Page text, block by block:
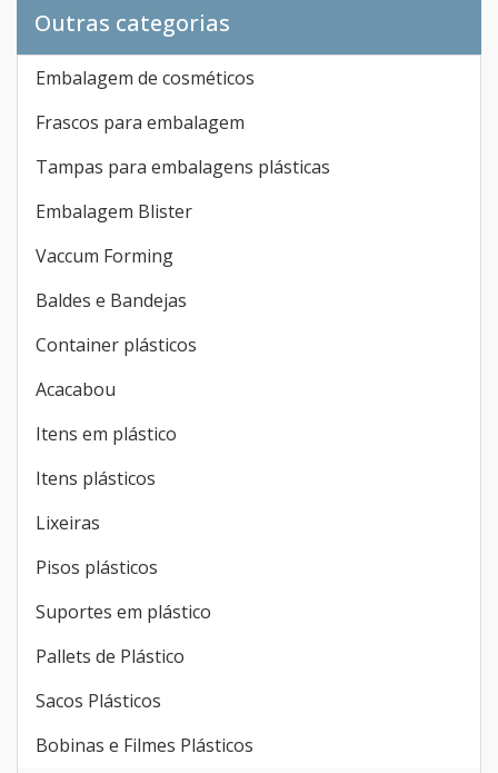
Outras categorias
Embalagem de cosméticos
Frascos para embalagem
Tampas para embalagens plásticas
Embalagem Blister
Vaccum Forming
Baldes e Bandejas
Container plásticos
Acacabou
Itens em plástico
Itens plásticos
Lixeiras
Pisos plásticos
Suportes em plástico
Pallets de Plástico
Sacos Plásticos
Bobinas e Filmes Plásticos